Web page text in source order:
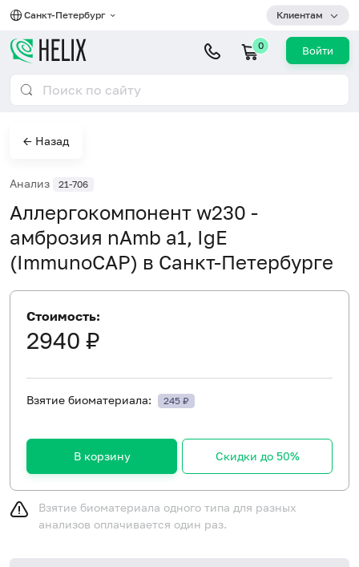
Санкт-Петербург Клиентам
0 Войти
← Назад
Анализ 21-706
Аллергокомпонент w230 -
амброзия nAmb a1, IgE
(ImmunoCAP) в Санкт-Петербурге
Стоимость:
2940 ₽
Взятие биоматериала: 245 ₽
В корзину Скидки до 50%
Взятие биоматериала одного типа для разных
анализов оплачивается один раз.